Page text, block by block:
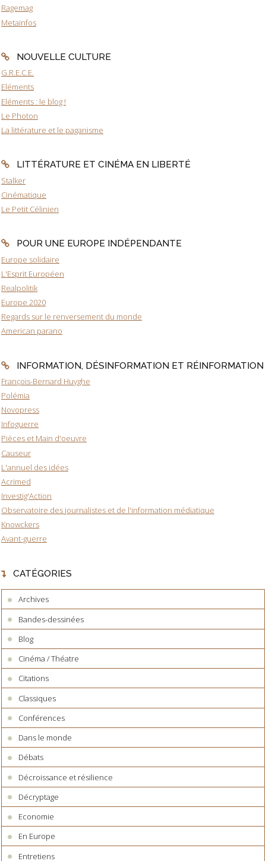
Ragemag
Metainfos
NOUVELLE CULTURE
G.R.E.C.E.
Eléments
Eléments : le blog !
Le Photon
La littérature et le paganisme
LITTÉRATURE ET CINÉMA EN LIBERTÉ
Stalker
Cinématique
Le Petit Célinien
POUR UNE EUROPE INDÉPENDANTE
Europe solidaire
L'Esprit Européen
Realpolitik
Europe 2020
Regards sur le renversement du monde
American parano
INFORMATION, DÉSINFORMATION ET RÉINFORMATION
François-Bernard Huyghe
Polémia
Novopress
Infoguerre
Pièces et Main d'oeuvre
Causeur
L'annuel des idées
Acrimed
Investig'Action
Observatoire des journalistes et de l'information médiatique
Knowckers
Avant-guerre
CATÉGORIES
Archives
Bandes-dessinées
Blog
Cinéma / Théatre
Citations
Classiques
Conférences
Dans le monde
Débats
Décroissance et résilience
Décryptage
Economie
En Europe
Entretiens